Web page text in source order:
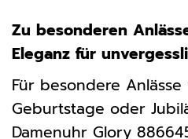
Zu besonderen
Eleganz für
Für besondere
Geburtstage oder
Damenuhr Glory